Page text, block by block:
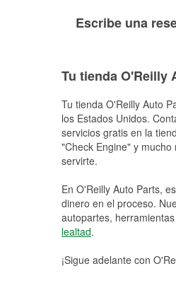
Escribe una
Tu tienda O'Reilly
Tu tienda O'Reilly Auto
los Estados Unidos.
servicios gratis en la
"Check Engine" y
servirte.
En O'Reilly Auto Parts,
dinero en el proceso.
autopartes,
lealtad.
¡Sigue adelante con